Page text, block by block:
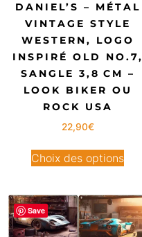
DANIEL’S – MÉTAL
VINTAGE STYLE
WESTERN, LOGO
INSPIRÉ OLD NO.7,
SANGLE 3,8 CM –
LOOK BIKER OU
ROCK USA
22,90€
Choix des options
Save